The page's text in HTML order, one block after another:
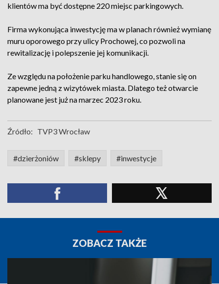
klientów ma być dostępne 220 miejsc parkingowych.
Firma wykonująca inwestycję ma w planach również wymianę
muru oporowego przy ulicy Prochowej, co pozwoli na
rewitalizację i polepszenie jej komunikacji.
Ze względu na położenie parku handlowego, stanie się on
zapewne jedną z wizytówek miasta. Dlatego też otwarcie
planowane jest już na marzec 2023 roku.
Źródło: TVP3 Wrocław
#dzierżoniów #sklepy #inwestycje
ZOBACZ TAKŻE